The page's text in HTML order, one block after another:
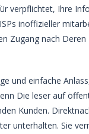
verpflichtet, Ihre
inoffizieller
Zugang nach Deren
und einfache
Die leser auf
Kunden.
unterhalten. Sie